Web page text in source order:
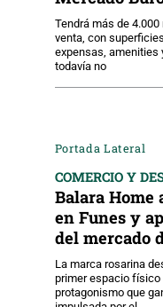
Tendrá más de
venta, con
expensas, amenities
todavía no
Portada Lateral
COMERCIO Y
Balara
en Funes y
del mercado
La marca rosarina
primer espacio físico
protagonismo que